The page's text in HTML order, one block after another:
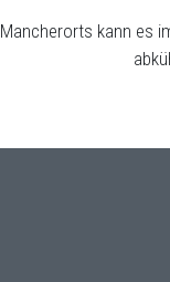
Mancherorts kann es